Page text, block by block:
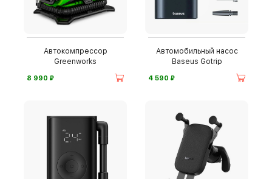
Автокомпрессор
Greenworks
8 990 ⃏
Автомобильный насос
Baseus Gotrip
4 590 ⃏